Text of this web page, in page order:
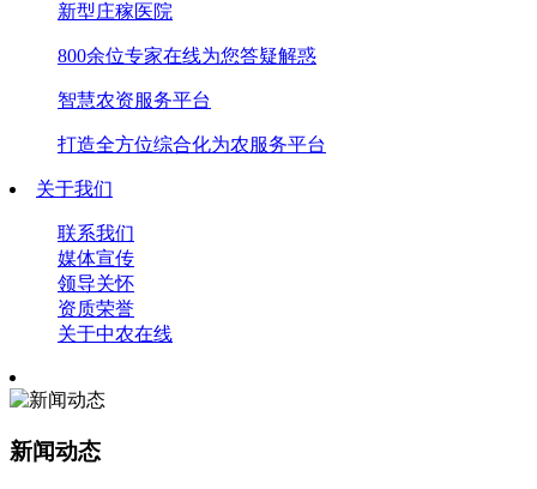
新型庄稼医院
800余位专家在线为您答疑解惑
智慧农资服务平台
打造全方位综合化为农服务平台
关于我们
联系我们
媒体宣传
领导关怀
资质荣誉
关于中农在线
新闻动态